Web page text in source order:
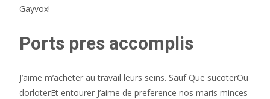
Gayvox!
Ports pres accomplis
J’aime m’acheter au travail leurs seins. Sauf Que sucoterOu
dorloterEt entourer J’aime de preference nos maris minces